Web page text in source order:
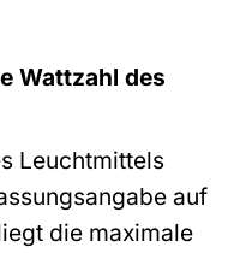
Wattzahl des
Leuchtmittels
auf
die maximale